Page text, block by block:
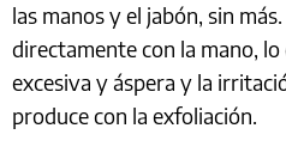
las manos y el jabón, sin
directamente con la mano,
excesiva y áspera y la
produce con la exfoliación.